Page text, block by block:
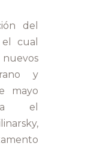
del
cual
nuevos
y
mayo
el